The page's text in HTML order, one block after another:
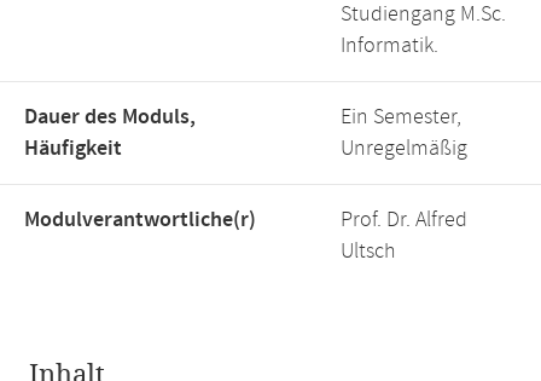
Studiengang M.Sc.
Informatik.
Dauer des Moduls,
Häufigkeit
Ein Semester,
Unregelmäßig
Modulverantwortliche(r)
Prof. Dr. Alfred
Ultsch